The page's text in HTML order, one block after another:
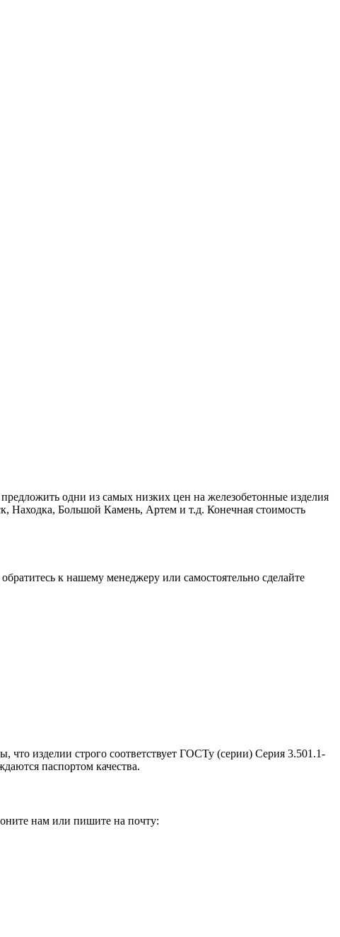
одни из самых низких цен на железобетонные изделия
Находка, Большой Камень, Артем и т.д. Конечная стоимость
к нашему менеджеру или самостоятельно сделайте
что изделии строго соответствует ГОСТу (серии) Серия 3.501.1-
паспортом качества.
нам или пишите на почту: